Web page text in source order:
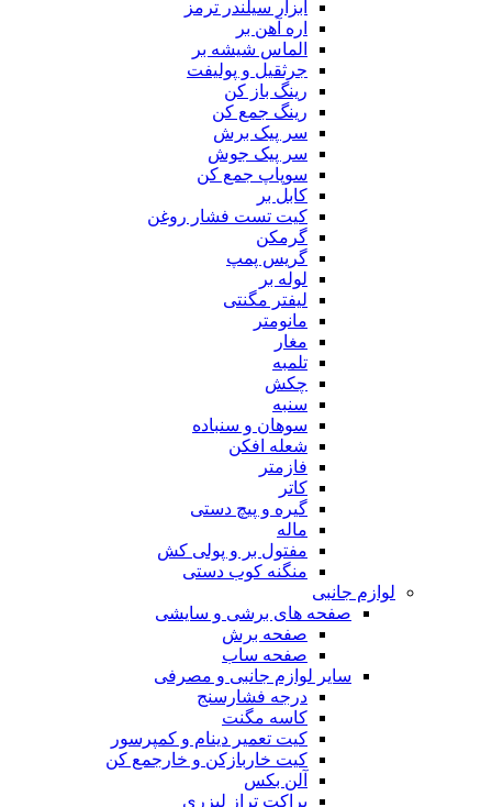
ابزار سیلندر ترمز
اره آهن بر
الماس شیشه بر
جرثقیل و پولیفت
رینگ باز کن
رینگ جمع کن
سر پیک برش
سر پیک جوش
سوپاپ جمع کن
کابل بر
کیت تست فشار روغن
گرمکن
گریس پمپ
لوله بر
لیفتر مگنتی
مانومتر
مغار
تلمبه
چکش
سنبه
سوهان و سنباده
شعله افکن
فازمتر
کاتر
گیره و پیچ دستی
ماله
مفتول بر و پولی کش
منگنه کوب دستی
لوازم جانبی
صفحه های برشی و سایشی
صفحه برش
صفحه ساب
سایر لوازم جانبی و مصرفی
درجه فشارسنج
کاسه مگنت
کیت تعمیر دینام و کمپرسور
کیت خاربازکن و خارجمع کن
آلن بکس
براکت تراز لیزری